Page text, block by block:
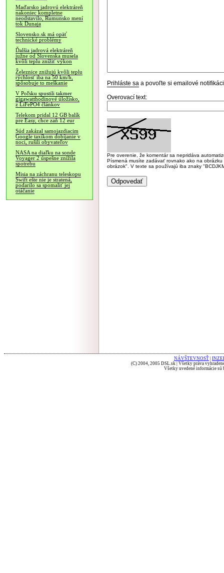
Maďarsko jadrovú elektráreň
nakoniec kompletne
neodstavilo, Rumunsko mení
tok Dunaja
Slovensko.sk má opäť
technické problémy
Ďalšia jadrová elektráreň
južne od Slovenska musela
kvôli teplu znížiť výkon
Železnice znižujú kvôli teplu
rýchlosť iba na 50 km/h,
spôsobuje to meškanie
V Poľsku spustili takmer
gigawatthodinové úložisko,
z LiFePO4 článkov
Telekom pridal 12 GB balík
pre Easy, chce zaň 12 eur
Súd zakázal samojazdiacim
Google taxíkom dobíjanie v
noci, rušili obyvateľov
NASA na diaľku na sonde
Voyager 2 úspešne znížila
spotrebu
Misia na záchranu teleskopu
Swift ešte nie je stratená,
podarilo sa spomaliť jej
otáčanie
Prihláste sa a povoľte si emailové
Overovací text:
Pre overenie, že komentár sa nepridáva
Písmená musíte zadávať rovnako ako na
obrázok". V texte sa používajú iba znaky
NÁVŠTEVNOSŤ
(C) 2004, 2005 DSL.sk | Všetky práva
Všetky uvedené informácie sú